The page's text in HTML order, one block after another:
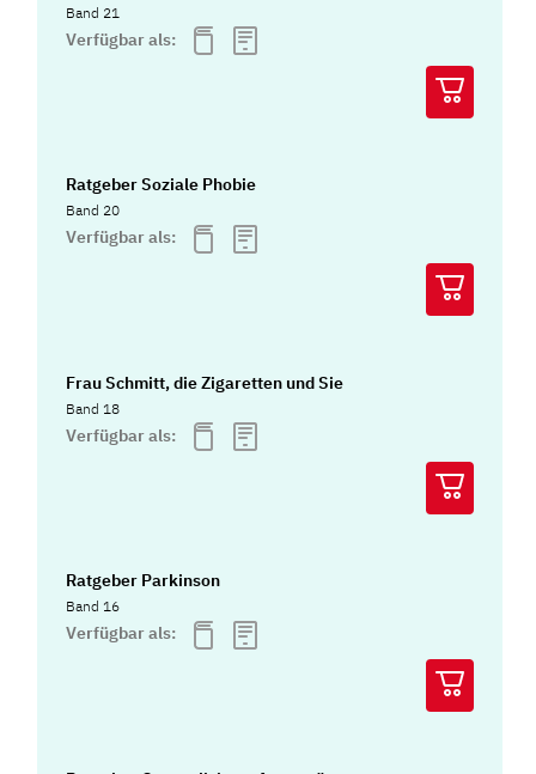
Band 21
Verfügbar als:
Ratgeber Soziale Phobie
Band 20
Verfügbar als:
Frau Schmitt, die Zigaretten und Sie
Band 18
Verfügbar als:
Ratgeber Parkinson
Band 16
Verfügbar als: